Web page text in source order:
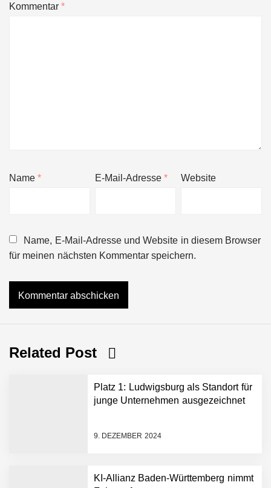
Kommentar*
Name* E-Mail-Adresse* Website
Name, E-Mail-Adresse und Website in diesem Browser
für meinen nächsten Kommentar speichern.
Related Post
Platz 1: Ludwigsburg als Standort für
junge Unternehmen ausgezeichnet
9. DEZEMBER 2024
KI-Allianz Baden-Württemberg nimmt